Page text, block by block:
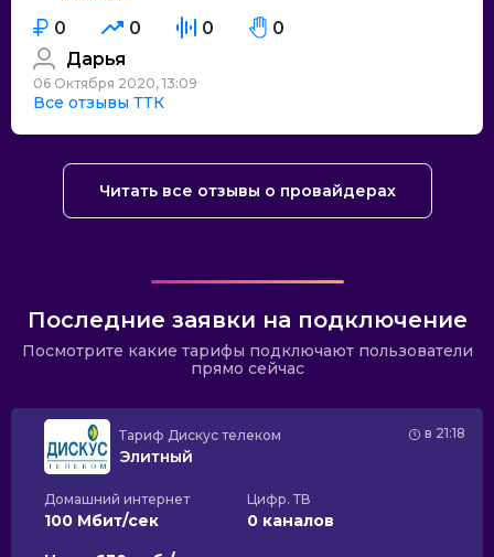
0 0 0
0
Дарья
06 Октября 2020, 13:09
Все отзывы ТТК
Читать все отзывы о провайдерах
Последние заявки на подключение
Посмотрите какие тарифы подключают пользователи
прямо сейчас
в 21:18
Тариф Дискус телеком
Элитный
Домашний интернет
100 Мбит/сек
Цифр. ТВ
0 каналов